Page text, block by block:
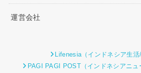
運営会社
Lifenesia（インドネシア生活/
PAGI PAGI POST（インドネシアニュ